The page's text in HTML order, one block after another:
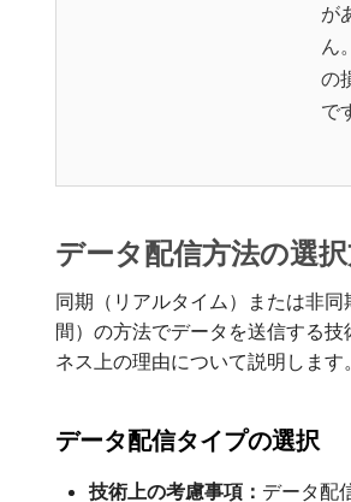
が
ん
の
で
データ配信方法の選
同期（リアルタイム）または非同
間）の方法でデータを送信する技
ネス上の理由について説明します。
データ配信タイプの選択
技術上の考慮事項： データ配